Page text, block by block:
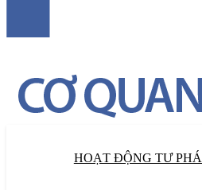
HOẠT ĐỘNG TƯ